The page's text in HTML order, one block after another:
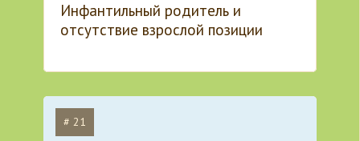
Инфантильный родитель и
отсутствие взрослой позиции
# 21